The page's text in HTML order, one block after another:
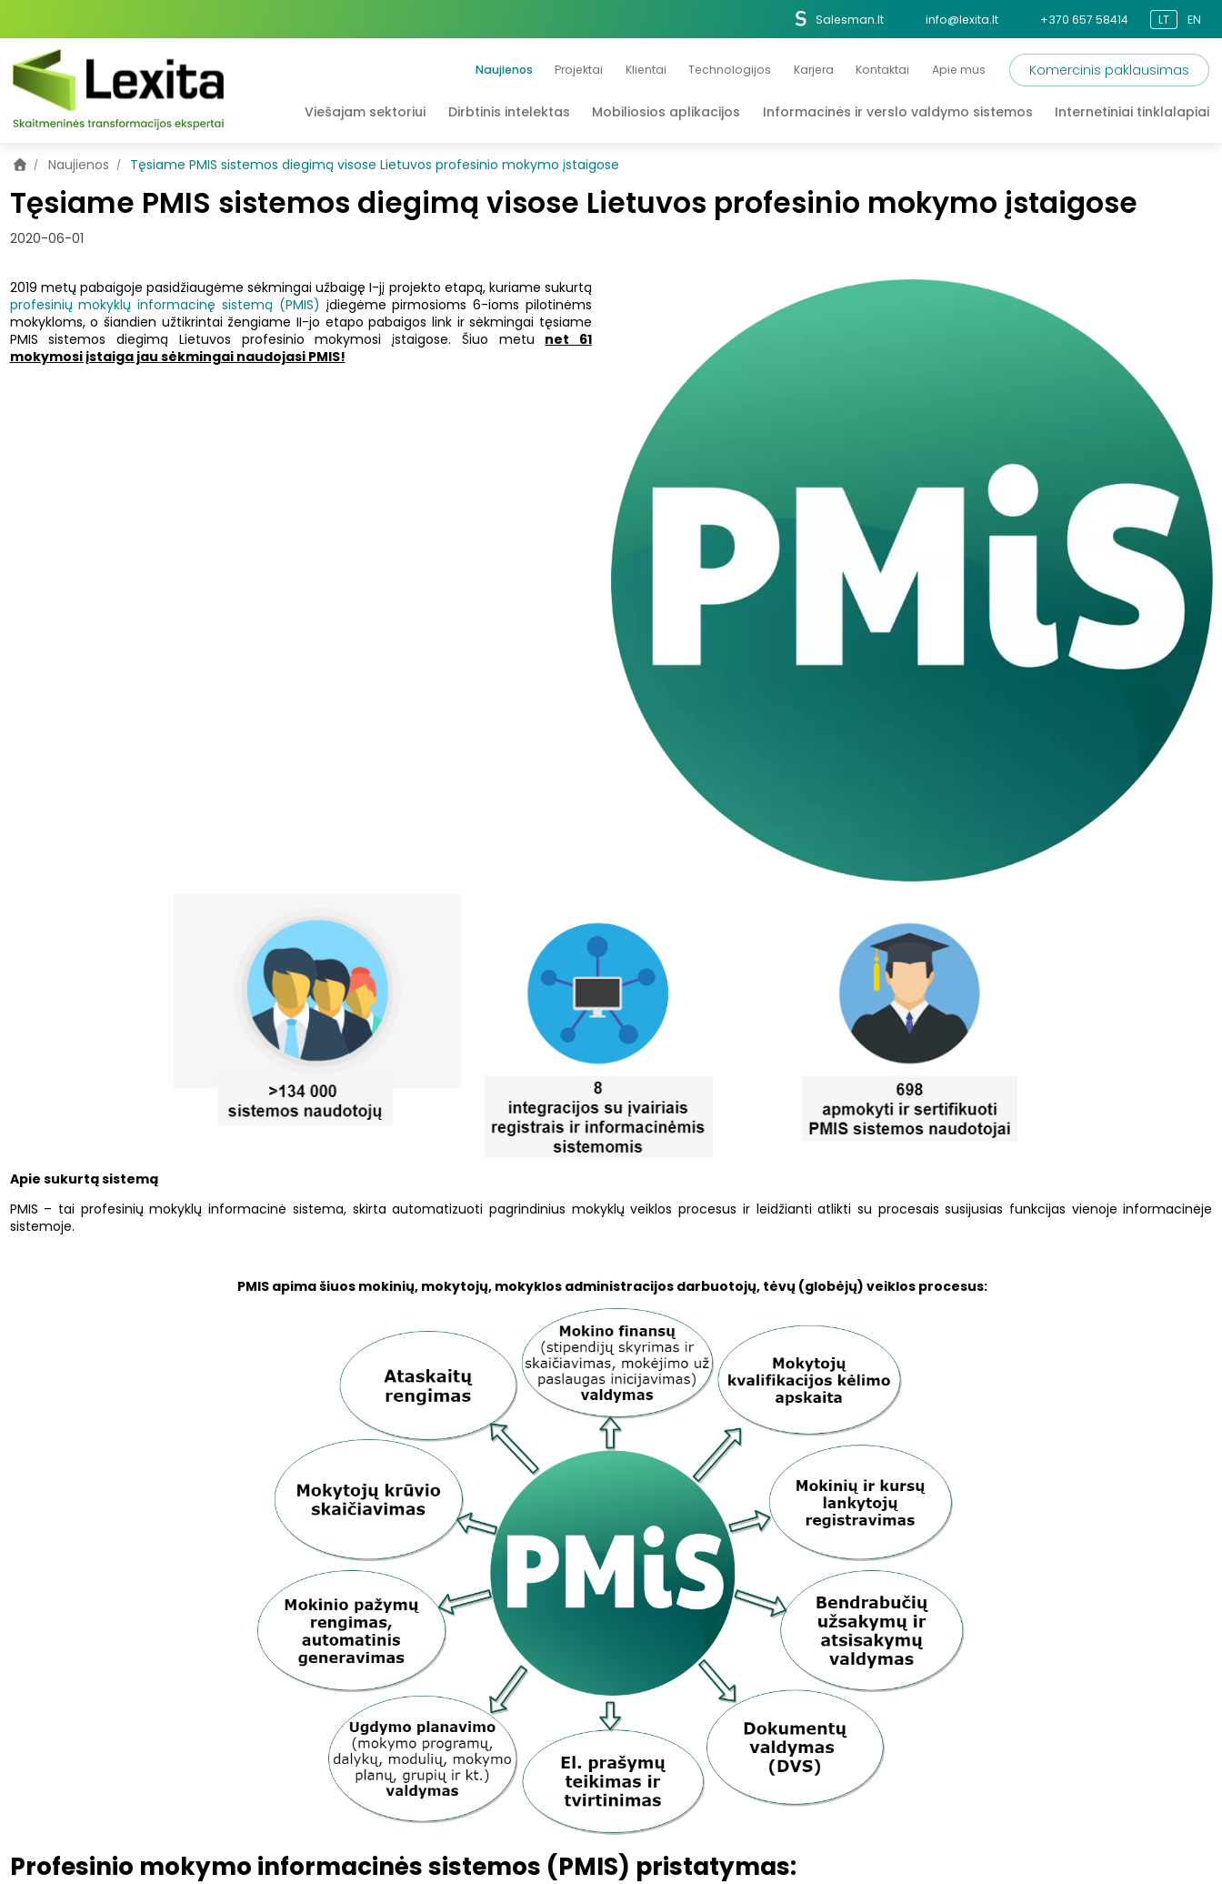
Salesman.lt info@lexita.lt +370 657 58414 LT EN
Naujienos Projektai Klientai Technologijos Karjera Kontaktai Apie mus Komercinis paklausimas
Viešajam sektoriui Dirbtinis intelektas Mobiliosios aplikacijos Informacinės ir verslo valdymo sistemos Internetiniai tinklalapiai
Naujienos Tęsiame PMIS sistemos diegimą visose Lietuvos profesinio mokymo įstaigose
Tęsiame PMIS sistemos diegimą visose Lietuvos profesinio mokymo įstaigose
2020-06-01
2019 metų pabaigoje pasidžiaugėme sėkmingai užbaigę I-jį projekto etapą, kuriame sukurtą
profesinių mokyklų informacinę sistemą (PMIS) įdiegėme pirmosioms 6-ioms pilotinėms
mokykloms, o šiandien užtikrintai žengiame II-jo etapo pabaigos link ir sėkmingai tęsiame
PMIS sistemos diegimą Lietuvos profesinio mokymosi įstaigose. Šiuo metu net 61
mokymosi įstaiga jau sėkmingai naudojasi PMIS!
Apie sukurtą sistemą
PMIS – tai profesinių mokyklų informacinė sistema, skirta automatizuoti pagrindinius mokyklų veiklos procesus ir leidžianti atlikti su procesais susijusias funkcijas vienoje informacinėje
sistemoje.
PMIS apima šiuos mokinių, mokytojų, mokyklos administracijos darbuotojų, tėvų (globėjų) veiklos procesus:
Profesinio mokymo informacinės sistemos (PMIS) pristatymas: